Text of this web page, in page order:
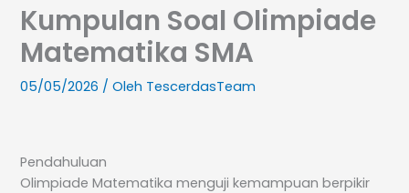
Kumpulan Soal Olimpiade
Matematika SMA
05/05/2026 / Oleh TescerdasTeam
Pendahuluan
Olimpiade Matematika menguji kemampuan berpikir